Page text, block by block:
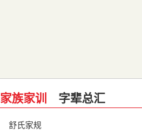
家族家训 字辈总汇
舒氏家规